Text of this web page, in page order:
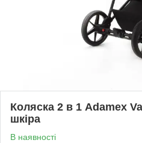
Коляска 2 в 1 Adamex
шкіра
В наявності